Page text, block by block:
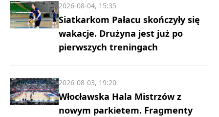
Siatkarkom Pałacu skończyły się
wakacje. Drużyna jest już po
pierwszych treningach
2026-08-04, 15:35
Włocławska Hala Mistrzów z
nowym parkietem. Fragmenty
2026-08-03, 19:20